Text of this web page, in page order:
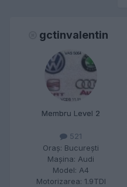
gctinvalentin
Membru Level 2
521
Oraş: Bucureşti
Maşina: Audi
Model: A4
Motorizarea: 1.9TDI